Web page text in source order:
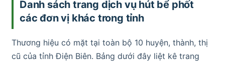
Danh sách trang dịch vụ hút bể phốt
các đơn vị khác trong tỉnh
Thương hiệu có mặt tại toàn bộ 10 huyện, thành, thị
cũ của tỉnh Điện Biên. Bảng dưới đây liệt kê trang